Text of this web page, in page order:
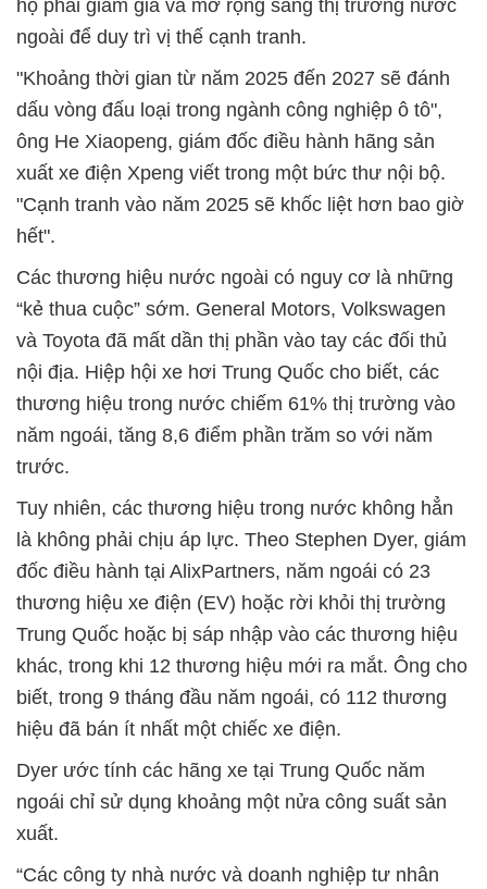
họ phải giảm giá và mở rộng sang thị trường nước
ngoài để duy trì vị thế cạnh tranh.
"Khoảng thời gian từ năm 2025 đến 2027 sẽ đánh
dấu vòng đấu loại trong ngành công nghiệp ô tô",
ông He Xiaopeng, giám đốc điều hành hãng sản
xuất xe điện Xpeng viết trong một bức thư nội bộ.
"Cạnh tranh vào năm 2025 sẽ khốc liệt hơn bao giờ
hết".
Các thương hiệu nước ngoài có nguy cơ là những
“kẻ thua cuộc” sớm. General Motors, Volkswagen
và Toyota đã mất dần thị phần vào tay các đối thủ
nội địa. Hiệp hội xe hơi Trung Quốc cho biết, các
thương hiệu trong nước chiếm 61% thị trường vào
năm ngoái, tăng 8,6 điểm phần trăm so với năm
trước.
Tuy nhiên, các thương hiệu trong nước không hẳn
là không phải chịu áp lực. Theo Stephen Dyer, giám
đốc điều hành tại AlixPartners, năm ngoái có 23
thương hiệu xe điện (EV) hoặc rời khỏi thị trường
Trung Quốc hoặc bị sáp nhập vào các thương hiệu
khác, trong khi 12 thương hiệu mới ra mắt. Ông cho
biết, trong 9 tháng đầu năm ngoái, có 112 thương
hiệu đã bán ít nhất một chiếc xe điện.
Dyer ước tính các hãng xe tại Trung Quốc năm
ngoái chỉ sử dụng khoảng một nửa công suất sản
xuất.
“Các công ty nhà nước và doanh nghiệp tư nhân